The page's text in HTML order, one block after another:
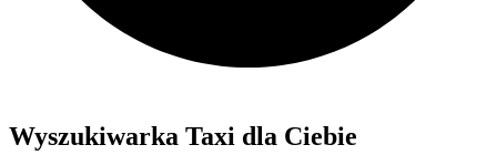
Wyszukiwarka Taxi dla Ciebie